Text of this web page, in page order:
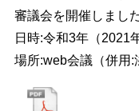
審議会を開催しました
日時:令和3年（2021
場所:web会議（併用: